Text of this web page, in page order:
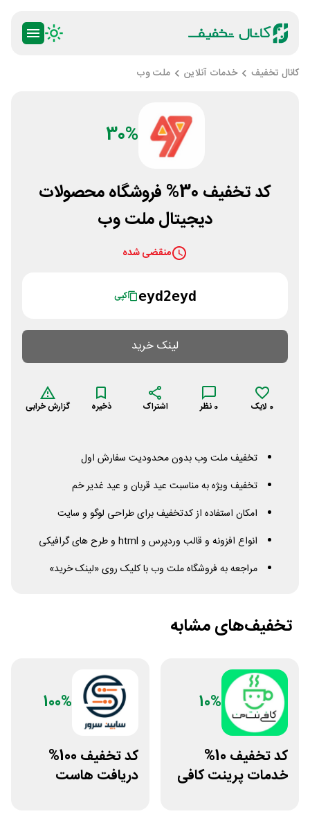
کانال تخفیف خدمات آنلاین ملت وب
30%
کد تخفیف 30% فروشگاه محصولات
دیجیتال ملت وب
منقضی شده
eyd2eyd کپی
لینک خرید
0 لایک 0 نظر اشتراک ذخیره گزارش خرابی
تخفیف ملت وب بدون محدودیت سفارش اول
تخفیف ویژه به مناسبت عید قربان و عید غدیر خم
امکان استفاده از کدتخفیف برای طراحی لوگو و سایت
انواع افزونه و قالب وردپرس و html و طرح های گرافیکی
مراجعه به فروشگاه ملت وب با کلیک روی «لینک خرید»
تخفیف‌های مشابه
10%
کد تخفیف 10%
خدمات پرینت کافی
100%
کد تخفیف 100%
دریافت هاست